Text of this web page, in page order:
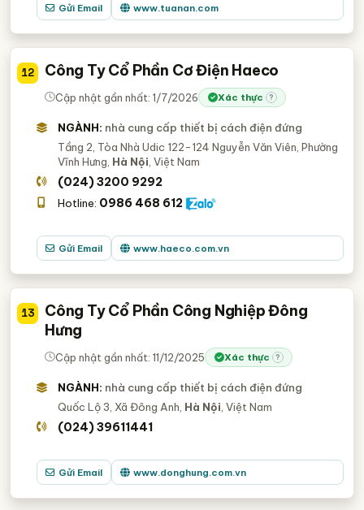
Gửi Email www.tuanan.com
12 Công Ty Cổ Phần Cơ Điện Haeco
Cập nhật gần nhất: 1/7/2026 Xác thực ?
NGÀNH: nhà cung cấp thiết bị cách điện đứng
Tầng 2, Tòa Nhà Udic 122-124 Nguyễn Văn Viên, Phường
Vĩnh Hưng, Hà Nội , Việt Nam
(024) 3200 9292
Hotline: 0986 468 612
Gửi Email www.haeco.com.vn
13
Công Ty Cổ Phần Công Nghiệp Đông
Hưng
Cập nhật gần nhất: 11/12/2025 Xác thực ?
NGÀNH: nhà cung cấp thiết bị cách điện đứng
Quốc Lộ 3, Xã Đông Anh, Hà Nội , Việt Nam
(024) 39611441
Gửi Email www.donghung.com.vn